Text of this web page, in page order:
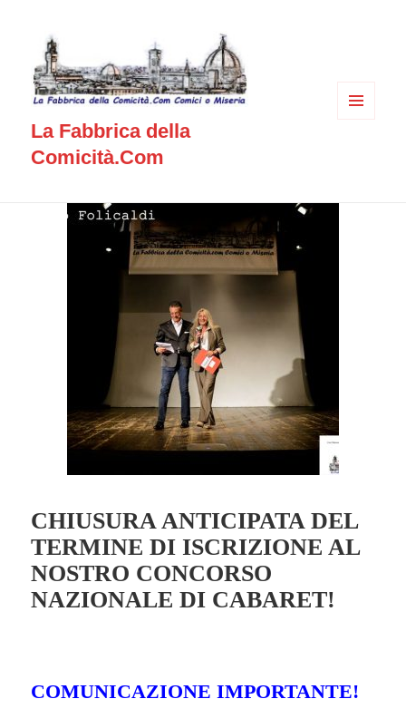
La Fabbrica della
Comicità.Com
CHIUSURA ANTICIPATA DEL
TERMINE DI ISCRIZIONE AL
NOSTRO CONCORSO
NAZIONALE DI CABARET!
COMUNICAZIONE IMPORTANTE!